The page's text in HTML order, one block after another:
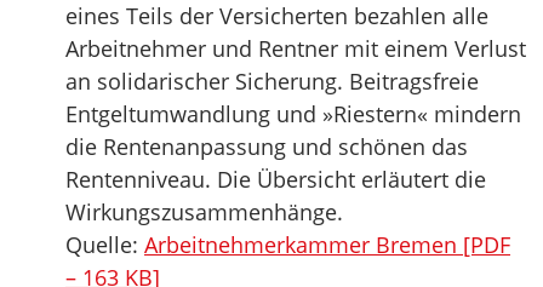
eines Teils der Versicherten bezahlen alle
Arbeitnehmer und Rentner mit einem Verlust
an solidarischer Sicherung. Beitragsfreie
Entgeltumwandlung und »Riestern« mindern
die Rentenanpassung und schönen das
Rentenniveau. Die Übersicht erläutert die
Wirkungszusammenhänge.
Quelle: Arbeitnehmerkammer Bremen [PDF
– 163 KB]